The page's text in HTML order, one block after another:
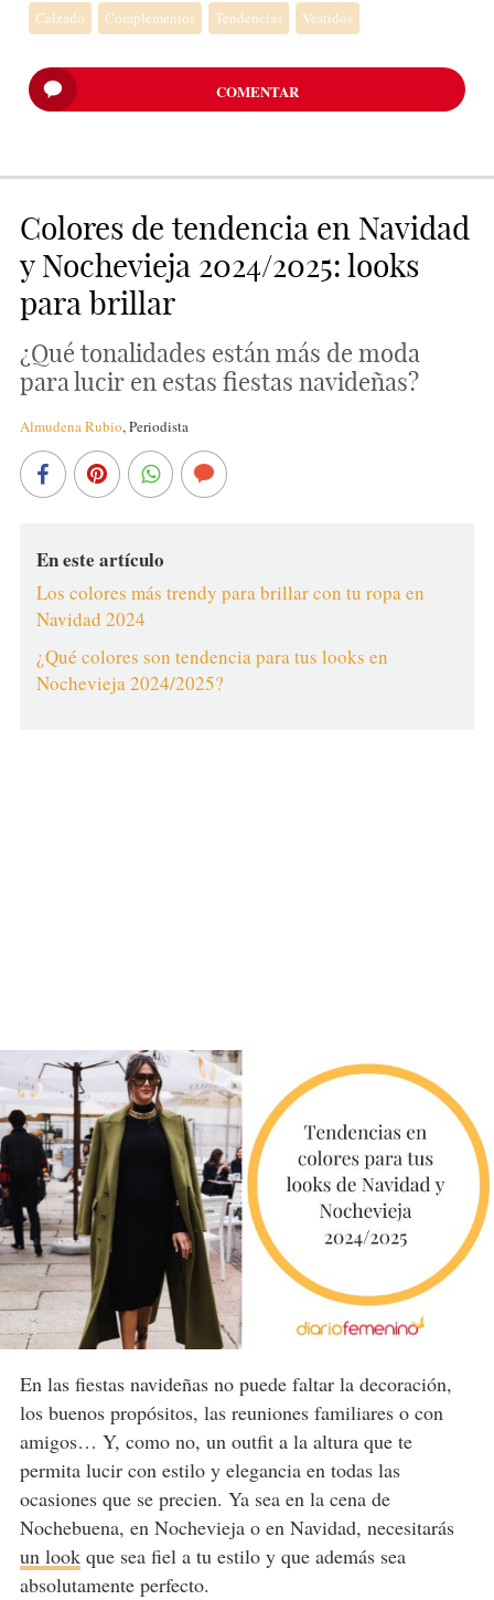
Calzado Complementos Tendencias Vestidos
COMENTAR
Colores de tendencia en Navidad
y Nochevieja 2024/2025: looks
para brillar
¿Qué tonalidades están más de moda
para lucir en estas fiestas navideñas?
Almudena Rubio,Periodista
En este artículo
Los colores más trendy para brillar con tu ropa en
Navidad 2024
¿Qué colores son tendencia para tus looks en
Nochevieja 2024/2025?
En las fiestas navideñas no puede faltar la decoración,
los buenos propósitos, las reuniones familiares o con
amigos… Y, como no, un outfit a la altura que te
permita lucir con estilo y elegancia en todas las
ocasiones que se precien. Ya sea en la cena de
Nochebuena, en Nochevieja o en Navidad, necesitarás
un lookque sea fiel a tu estilo y que además sea
absolutamente perfecto.